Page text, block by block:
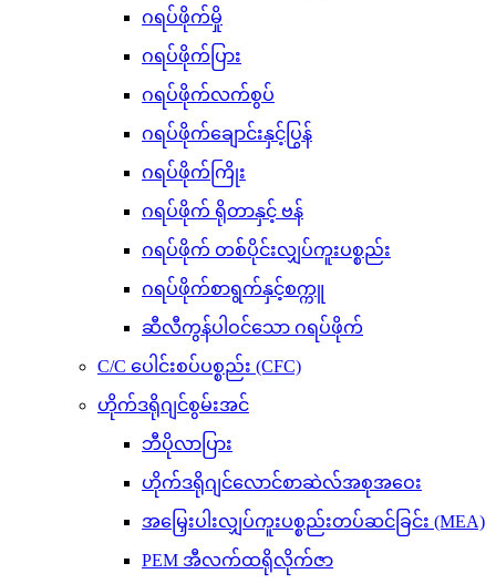
ဂရပ်ဖိုက်မှို
ဂရပ်ဖိုက်ပြား
ဂရပ်ဖိုက်လက်စွပ်
ဂရပ်ဖိုက်ချောင်းနှင့်ပြွန်
ဂရပ်ဖိုက်ကြိုး
ဂရပ်ဖိုက် ရိုတာနှင့် ဗန်
ဂရပ်ဖိုက် တစ်ပိုင်းလျှပ်ကူးပစ္စည်း
ဂရပ်ဖိုက်စာရွက်နှင့်စက္ကူ
ဆီလီကွန်ပါဝင်သော ဂရပ်ဖိုက်
C/C ပေါင်းစပ်ပစ္စည်း (CFC)
ဟိုက်ဒရိုဂျင်စွမ်းအင်
ဘီပိုလာပြား
ဟိုက်ဒရိုဂျင်လောင်စာဆဲလ်အစုအဝေး
အမြှေးပါးလျှပ်ကူးပစ္စည်းတပ်ဆင်ခြင်း (MEA)
PEM အီလက်ထရိုလိုက်ဇာ